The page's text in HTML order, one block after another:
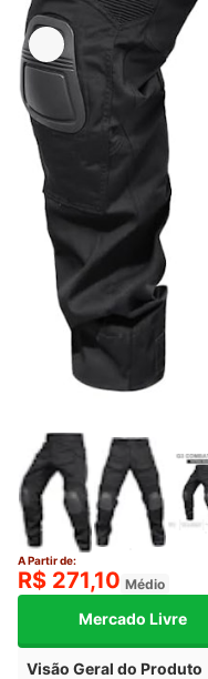
A Partir de:
R$ 271,10 Médio
Mercado Livre
Visão Geral do Produto